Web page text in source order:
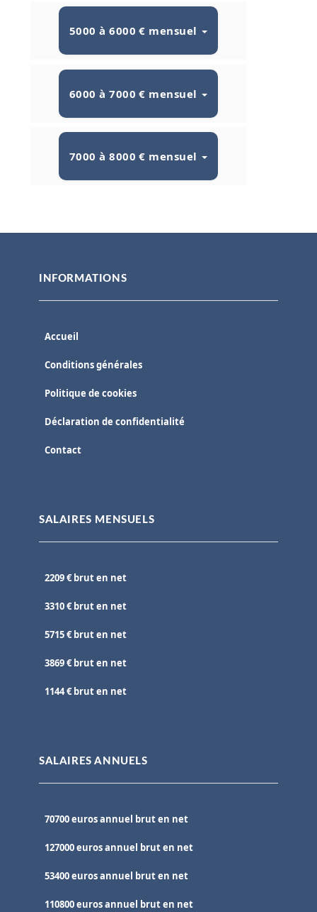
5000 à 6000 € mensuel
6000 à 7000 € mensuel
7000 à 8000 € mensuel
INFORMATIONS
Accueil
Conditions générales
Politique de cookies
Déclaration de confidentialité
Contact
SALAIRES MENSUELS
2209 € brut en net
3310 € brut en net
5715 € brut en net
3869 € brut en net
1144 € brut en net
SALAIRES ANNUELS
70700 euros annuel brut en net
127000 euros annuel brut en net
53400 euros annuel brut en net
110800 euros annuel brut en net